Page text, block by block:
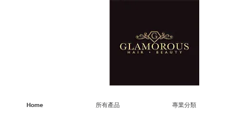
Home 所有產品 專業分類